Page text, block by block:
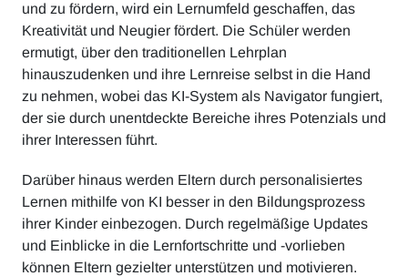
und zu fördern, wird ein Lernumfeld geschaffen, das
Kreativität und Neugier fördert. Die Schüler werden
ermutigt, über den traditionellen Lehrplan
hinauszudenken und ihre Lernreise selbst in die Hand
zu nehmen, wobei das KI-System als Navigator fungiert,
der sie durch unentdeckte Bereiche ihres Potenzials und
ihrer Interessen führt.
Darüber hinaus werden Eltern durch personalisiertes
Lernen mithilfe von KI besser in den Bildungsprozess
ihrer Kinder einbezogen. Durch regelmäßige Updates
und Einblicke in die Lernfortschritte und -vorlieben
können Eltern gezielter unterstützen und motivieren.